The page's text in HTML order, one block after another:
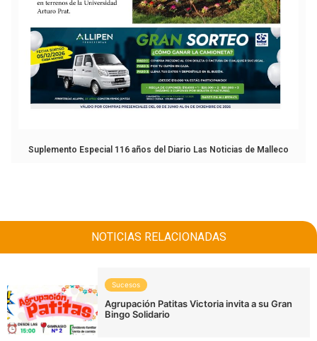
Suplemento Especial 116 años del Diario Las Noticias de Malleco
NOTICIAS RELACIONADAS
Sucesos
Agrupación Patitas Victoria invita a su Gran
Bingo Solidario